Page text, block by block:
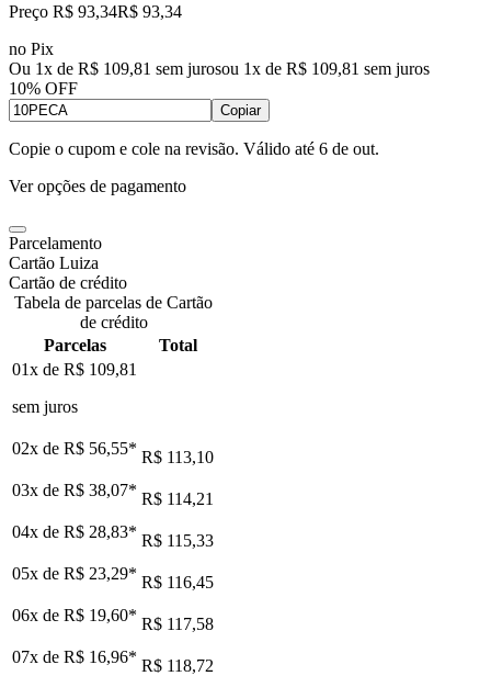
Preço R$ 93,34R$ 93,34
no Pix
Ou 1x de R$ 109,81 sem jurosou 1x de R$ 109,81 sem juros
10% OFF
Copiar
Copie o cupom e cole na revisão. Válido até 6 de out.
Ver opções de pagamento
Parcelamento
Cartão Luiza
Cartão de crédito
Tabela de parcelas de Cartão
de crédito
Parcelas
Total
01x de R$ 109,81
sem juros
02x de R$ 56,55* R$ 113,10
03x de R$ 38,07* R$ 114,21
04x de R$ 28,83* R$ 115,33
05x de R$ 23,29* R$ 116,45
06x de R$ 19,60* R$ 117,58
07x de R$ 16,96* R$ 118,72